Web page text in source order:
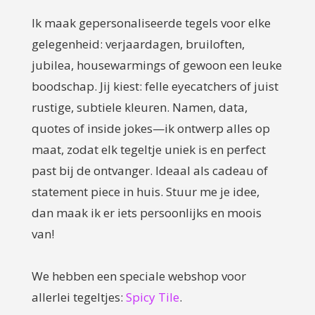
Ik maak gepersonaliseerde tegels voor elke
gelegenheid: verjaardagen, bruiloften,
jubilea, housewarmings of gewoon een leuke
boodschap. Jij kiest: felle eyecatchers of juist
rustige, subtiele kleuren. Namen, data,
quotes of inside jokes—ik ontwerp alles op
maat, zodat elk tegeltje uniek is en perfect
past bij de ontvanger. Ideaal als cadeau of
statement piece in huis. Stuur me je idee,
dan maak ik er iets persoonlijks en moois
van!
We hebben een speciale webshop voor
allerlei tegeltjes: Spicy Tile.